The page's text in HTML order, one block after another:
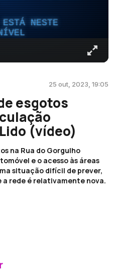
ESTÁ NESTE
25 out, 2023, 19:05
esgotos
(vídeo)
na Rua do Gorgulho
e o acesso às áreas
situação difícil de prever,
rede é relativamente nova.